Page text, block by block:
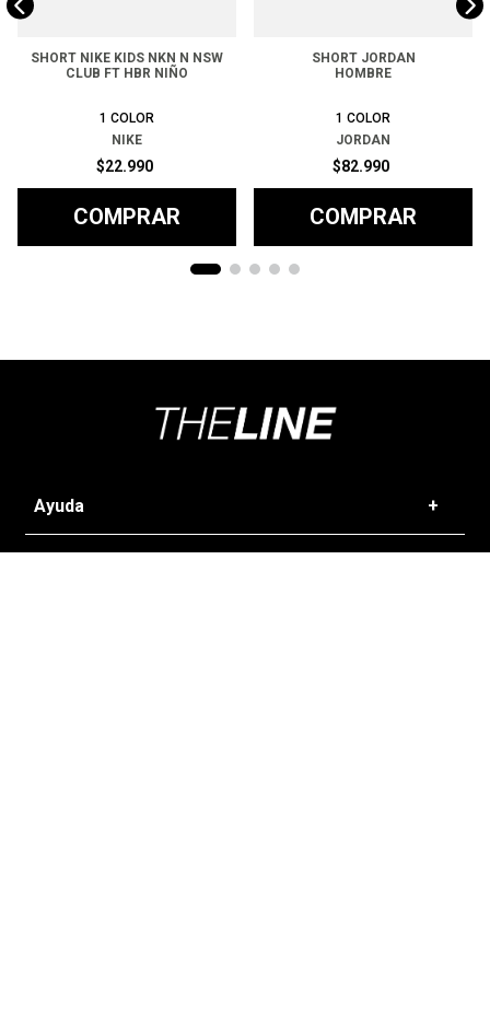
SHORT NIKE KIDS NKN N NSW
CLUB FT HBR NIÑO
1 COLOR
NIKE
$22.990
COMPRAR
SHORT JORDAN
HOMBRE
1 COLOR
JORDAN
$82.990
COMPRAR
Ayuda +
Preguntas frecuentes